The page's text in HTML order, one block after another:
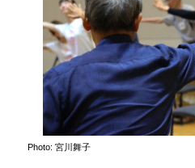
Photo: 宮川舞子